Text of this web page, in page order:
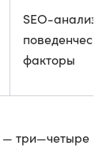
SEO-анализ,
факторы
— три—четыре